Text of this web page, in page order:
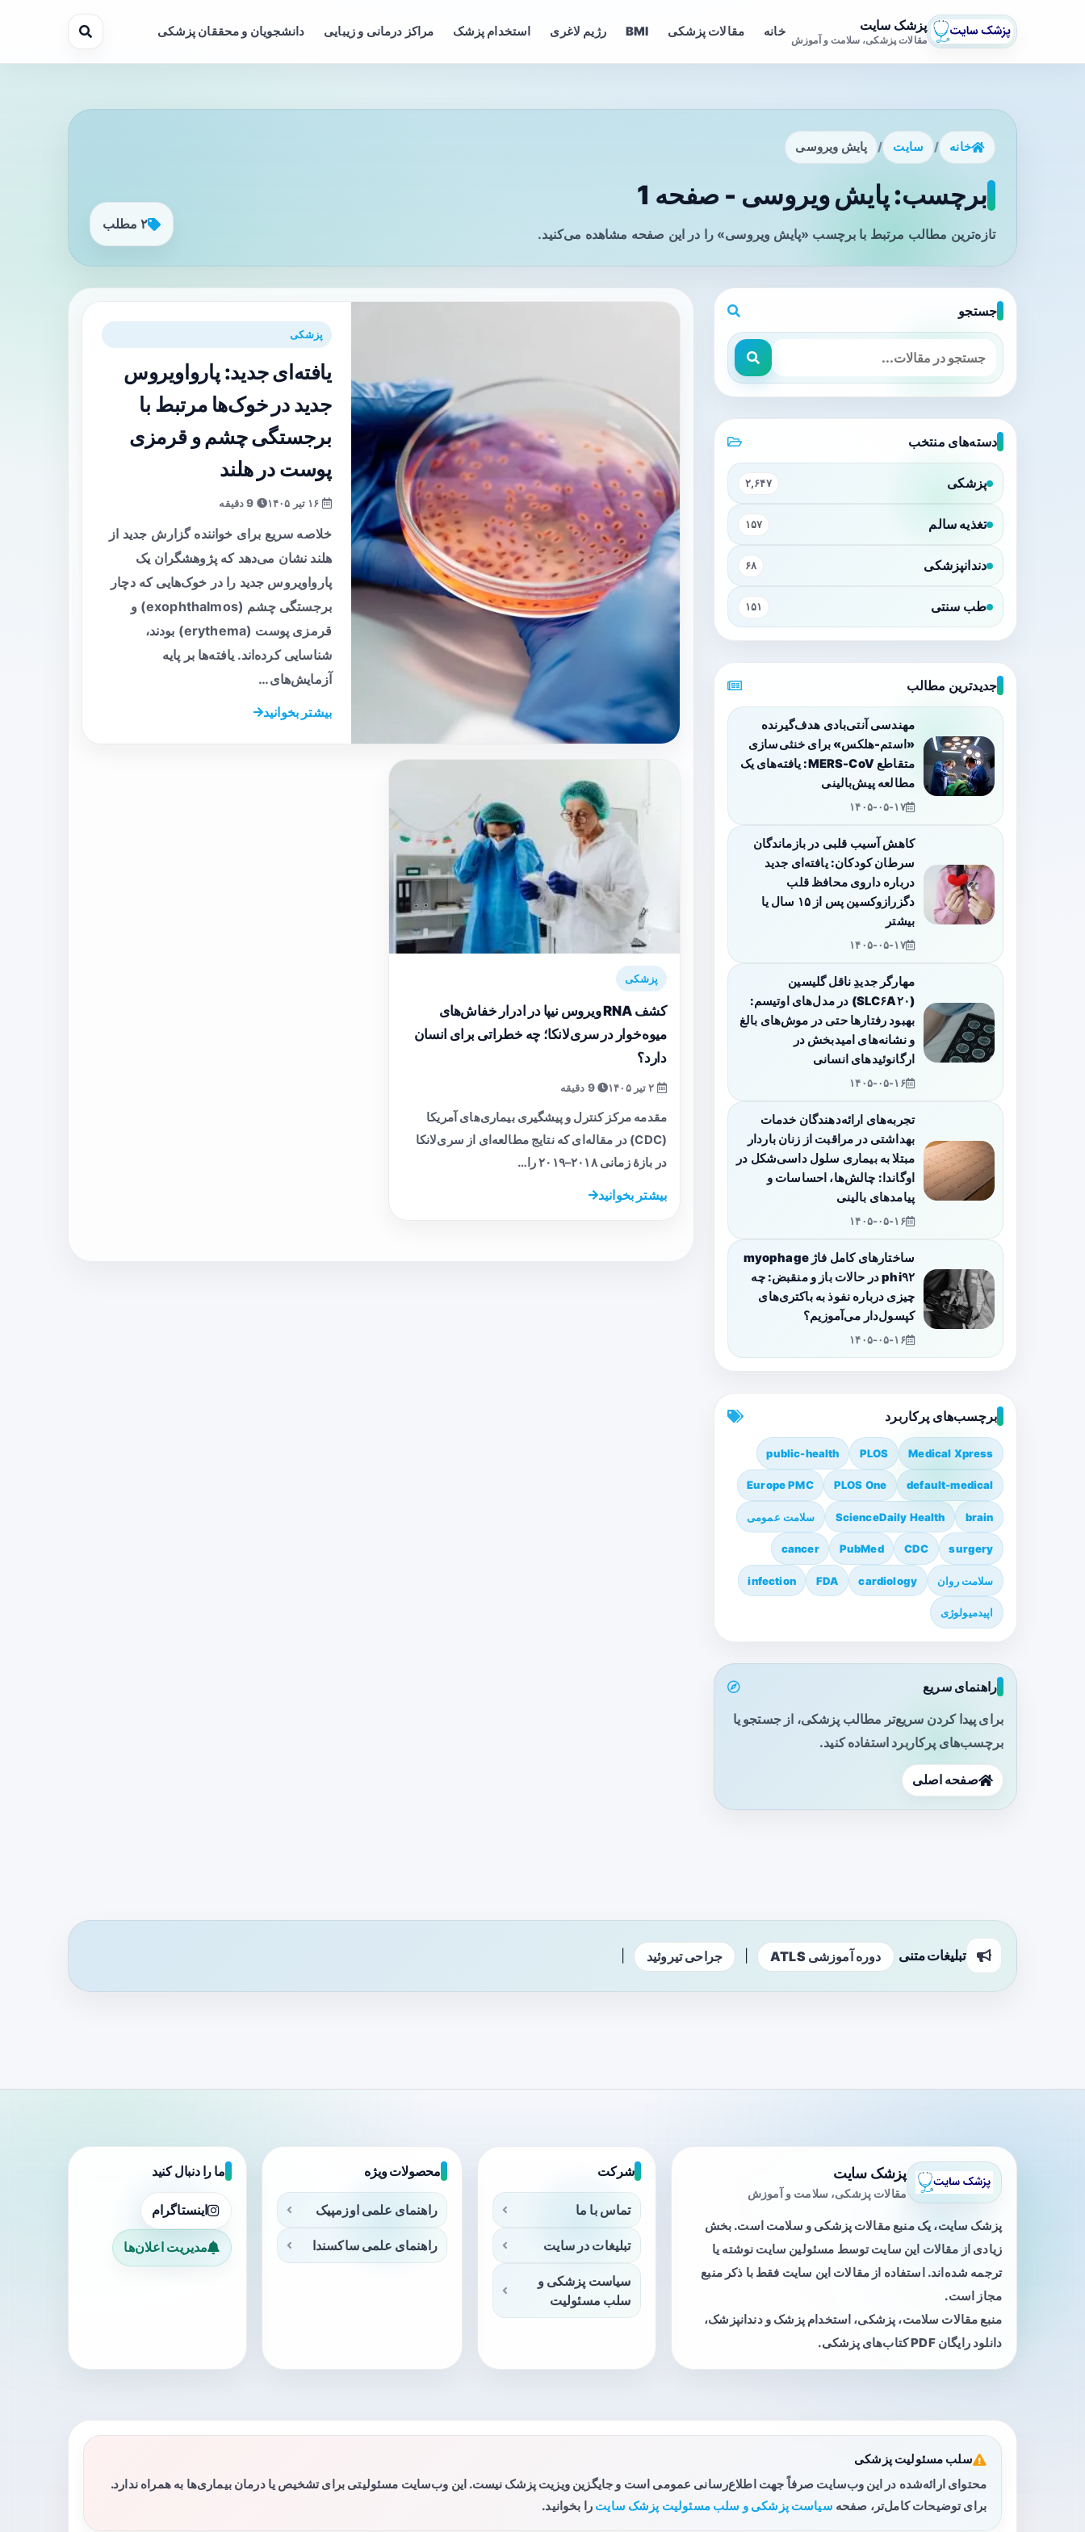
پزشک سایت
مقالات پزشکی، سلامت و آموزش
خانه مقالات پزشکی BMI رژیم لاغری استخدام پزشک مراکز درمانی و زیبایی دانشجویان و محققان پزشکی
خانه / سایت / پایش ویروسی
برچسب: پایش ویروسی - صفحه 1
تازه‌ترین مطالب مرتبط با برچسب «پایش ویروسی» را در این صفحه مشاهده می‌کنید.
۲ مطلب
پزشکی
یافته‌ای جدید: پارواویروس
جدید در خوک‌ها مرتبط با
برجستگی چشم و قرمزی
پوست در هلند
خلاصه سریع برای خواننده گزارش جدید از
هلند نشان می‌دهد که پژوهشگران یک
پارواویروس جدید را در خوک‌هایی که دچار
برجستگی چشم (exophthalmos) و
قرمزی پوست (erythema) بودند،
شناسایی کرده‌اند. یافته‌ها بر پایه
آزمایش‌های…
بیشتر بخوانید
پزشکی
کشف RNA ویروس نیپا در ادرار خفاش‌های
میوه‌خوار در سری‌لانکا؛ چه خطراتی برای انسان
دارد؟
9 دقیقه
مقدمه مرکز کنترل و پیشگیری بیماری‌های آمریکا
(CDC) در مقاله‌ای که نتایج مطالعه‌ای از سری‌لانکا
در بازهٔ زمانی ۲۰۱۸–۲۰۱۹ را…
بیشتر بخوانید
جستجو
دسته‌های منتخب
پزشکی ۲,۶۴۷
تغذیه سالم ۱۵۷
دندانپزشکی ۶۸
طب سنتی ۱۵۱
جدیدترین مطالب
مهندسی آنتی‌بادی هدف‌گیرنده
«استم-هلکس» برای خنثی‌سازی
متقاطع MERS-CoV: یافته‌های یک
مطالعه پیش‌بالینی
۱۴۰۵-۰۵-۱۷
کاهش آسیب قلبی در بازماندگان
سرطان کودکان: یافته‌ای جدید
درباره داروی محافظ قلب
دگزرازوکسین پس از ۱۵ سال یا
بیشتر
۱۴۰۵-۰۵-۱۷
مهارگر جدیدِ ناقل گلیسین
(SLC۶A۲۰) در مدل‌های اوتیسم:
بهبود رفتارها حتی در موش‌های بالغ
و نشانه‌های امیدبخش در
ارگانوئیدهای انسانی
۱۴۰۵-۰۵-۱۶
تجربه‌های ارائه‌دهندگان خدمات
بهداشتی در مراقبت از زنان باردار
مبتلا به بیماری سلول داسی‌شکل در
اوگاندا: چالش‌ها، احساسات و
پیامدهای بالینی
۱۴۰۵-۰۵-۱۶
ساختارهای کامل فاژ myophage
phi۹۲ در حالات باز و منقبض: چه
چیزی درباره نفوذ به باکتری‌های
کپسول‌دار می‌آموزیم؟
۱۴۰۵-۰۵-۱۶
برچسب‌های پرکاربرد
Medical Xpress
PLOS
public-health
default-medical
PLOS One
Europe PMC
brain
ScienceDaily Health سلامت عمومی
surgery
CDC
PubMed
cancer
سلامت روان cardiology
FDA
infection
اپیدمیولوژی
راهنمای سریع
برای پیدا کردن سریع‌تر مطالب پزشکی، از جستجو یا
برچسب‌های پرکاربرد استفاده کنید.
صفحه اصلی
تبلیغات متنی دوره آموزشی ATLS جراحی تیروئید
پزشک سایت
مقالات پزشکی، سلامت و آموزش
پزشک سایت، یک منبع مقالات پزشکی و سلامت است. بخش
زیادی از مقالات این سایت توسط مسئولین سایت نوشته یا
ترجمه شده‌اند. استفاده از مقالات این سایت فقط با ذکر منبع
مجاز است.
منبع مقالات سلامت، پزشکی، استخدام پزشک و دندانپزشک،
دانلود رایگان PDF کتاب‌های پزشکی.
شرکت
تماس با ما
تبلیغات در سایت
سیاست پزشکی و
سلب مسئولیت
محصولات ویژه
راهنمای علمی اوزمپیک
راهنمای علمی ساکسندا
ما را دنبال کنید
اینستاگرام
مدیریت اعلان‌ها
سلب مسئولیت پزشکی
محتوای ارائه‌شده در این وب‌سایت صرفاً جهت اطلاع‌رسانی عمومی است و جایگزین ویزیت پزشک نیست. این وب‌سایت مسئولیتی برای تشخیص یا درمان بیماری‌ها به همراه ندارد.
برای توضیحات کامل‌تر، صفحه سیاست پزشکی و سلب مسئولیت پزشک سایت را بخوانید.